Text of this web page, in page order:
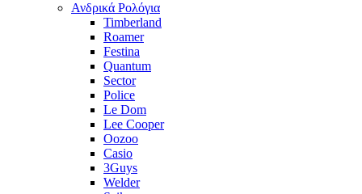
Ανδρικά Ρολόγια
Timberland
Roamer
Festina
Quantum
Sector
Police
Le Dom
Lee Cooper
Oozoo
Casio
3Guys
Welder